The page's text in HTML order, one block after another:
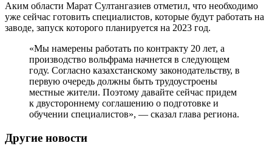
Аким области Марат Султангазиев отметил, что необходимо
уже сейчас готовить специалистов, которые будут работать на
заводе, запуск которого планируется на 2023 год.
«Мы намерены работать по контракту 20 лет, а
производство вольфрама начнется в следующем
году. Согласно казахстанскому законодательству, в
первую очередь должны быть трудоустроены
местные жители. Поэтому давайте сейчас придем
к двустороннему соглашению о подготовке и
обучении специалистов», — сказал глава региона.
Другие новости